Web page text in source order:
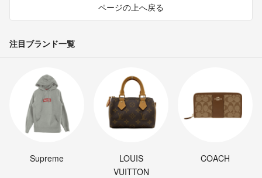
ページの上へ戻る
注目ブランド一覧
Supreme
LOUIS
VUITTON
COACH